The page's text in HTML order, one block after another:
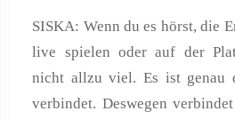
SISKA: Wenn du es hörst, die
live spielen oder auf der
nicht allzu viel. Es ist genau
verbindet. Deswegen